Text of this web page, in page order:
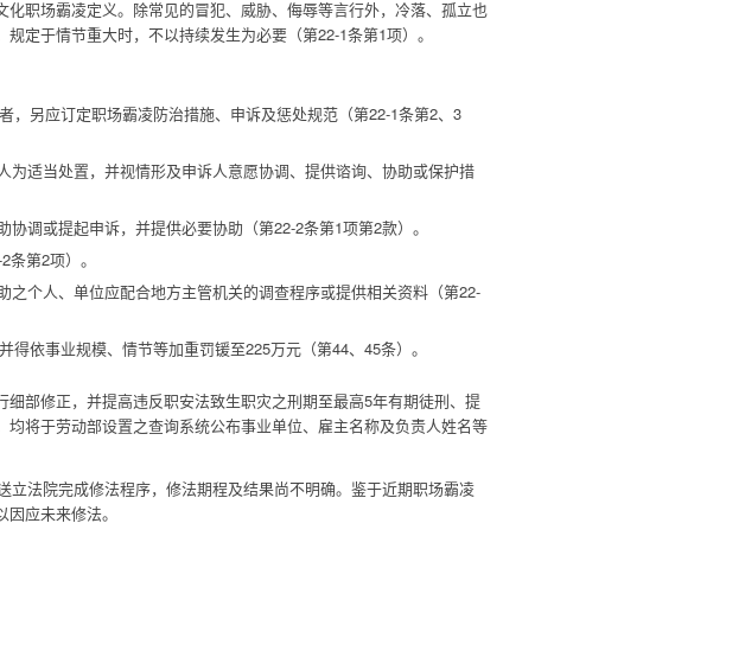
职场霸凌定义。除常见的冒犯、威胁、侮辱等言行外，冷落、孤立也
定于情节重大时，不以持续发生为必要（第22-1条第1项）。
另应订定职场霸凌防治措施、申诉及惩处规范（第22-1条第2、3
适当处置，并视情形及申诉人意愿协调、提供谘询、协助或保护措
调或提起申诉，并提供必要协助（第22-2条第1项第2款）。
第2项）。
个人、单位应配合地方主管机关的调查程序或提供相关资料（第22-
依事业规模、情节等加重罚锾至225万元（第44、45条）。
部修正，并提高违反职安法致生职灾之刑期至最高5年有期徒刑、提
将于劳动部设置之查询系统公布事业单位、雇主名称及负责人姓名等
法院完成修法程序，修法期程及结果尚不明确。鉴于近期职场霸凌
应未来修法。